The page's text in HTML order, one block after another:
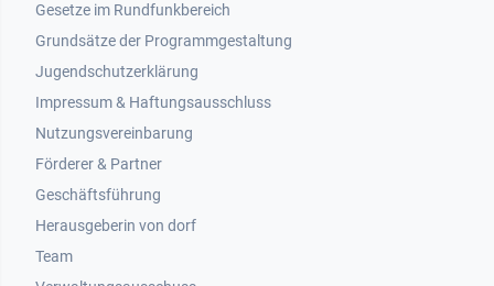
Gesetze im Rundfunkbereich
Grundsätze der Programmgestaltung
Jugendschutzerklärung
Impressum & Haftungsausschluss
Nutzungsvereinbarung
Footer 2
Förderer & Partner
Geschäftsführung
Herausgeberin von dorf
Team